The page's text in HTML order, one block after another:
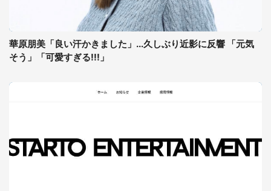
華原朋美「良い汗かきました」...久しぶり近影に反響 「元気
そう」「可愛すぎる!!!」